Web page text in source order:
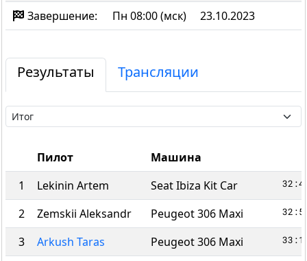
Завершение:
Пн 08:00 (мск) 23.10.2023
Результаты Трансляции
Пилот Машина
1
Lekinin Artem Seat Ibiza Kit Car
2 Zemskii Aleksandr Peugeot 306 Maxi
3 Arkush Taras Peugeot 306 Maxi